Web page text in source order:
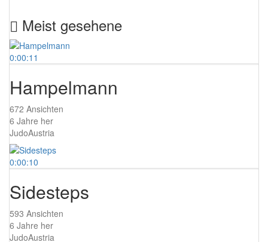
Meist gesehene
0:00:11
Hampelmann
672 Ansichten
6 Jahre her
JudoAustria
0:00:10
Sidesteps
593 Ansichten
6 Jahre her
JudoAustria